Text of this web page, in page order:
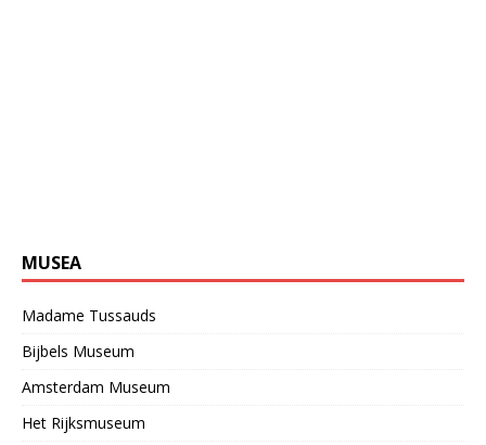
MUSEA
Madame Tussauds
Bijbels Museum
Amsterdam Museum
Het Rijksmuseum